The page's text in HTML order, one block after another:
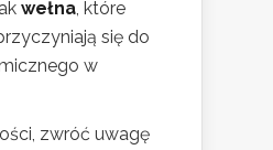
wełna, które
się do
w
zwróć uwagę